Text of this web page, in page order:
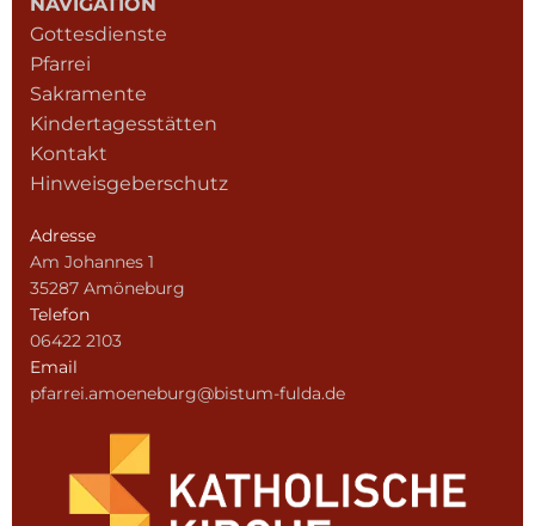
Gottesdienste
Pfarrei
Sakramente
Kindertagesstätten
Kontakt
Hinweisgeberschutz
Adresse
Am Johannes 1
35287 Amöneburg
Telefon
06422 2103
Email
pfarrei.amoeneburg@bistum-fulda.de